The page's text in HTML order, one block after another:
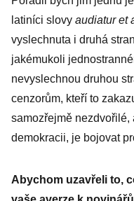
latiníci slovy audiatur et
vyslechnuta i druhá
jakémukoli
nevyslechnou druhou
cenzorům, kteří to
samozřejmě
demokracii, je bojovat
Abychom uzavřeli to,